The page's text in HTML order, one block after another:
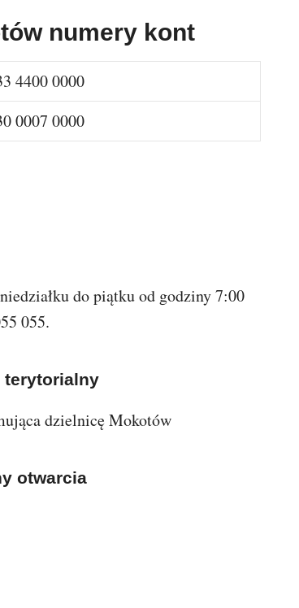
numery kont
4400 0000
0007 0000
do piątku od godziny 7:00
055.
terytorialny
dzielnicę Mokotów
otwarcia